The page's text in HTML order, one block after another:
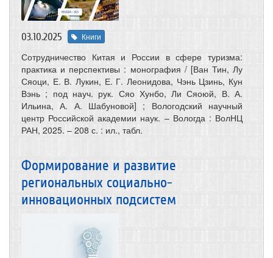
03.10.2025 Книги
Сотрудничество Китая и России в сфере туризма:
практика и перспективы : монография / [Ван Тин, Лу
Сяоци, Е. В. Лукин, Е. Г. Леонидова, Чэнь Цзинь, Кун
Вэнь ; под науч. рук. Сяо Хунбо, Ли Сяоюй, В. А.
Ильина, А. А. Шабуновой] ; Вологодский научный
центр Российской академии наук. – Вологда : ВолНЦ
РАН, 2025. – 208 с. : ил., табл.
Формирование и развитие
региональных социально-
инновационных подсистем